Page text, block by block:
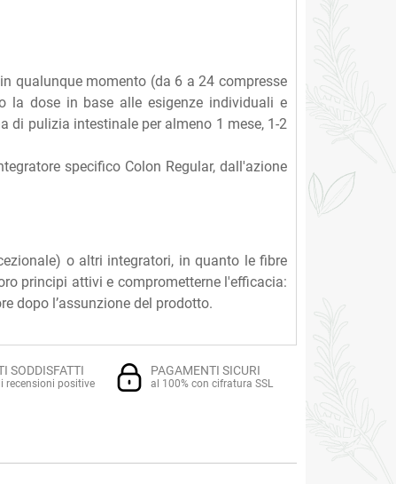
qualunque momento (da 6 a 24 compresse
la dose in base alle esigenze individuali e
di pulizia intestinale per almeno 1 mese, 1-2
specifico Colon Regular, dall'azione
o altri integratori, in quanto le fibre
principi attivi e comprometterne l'efficacia:
dopo l’assunzione del prodotto.
SODDISFATTI
recensioni positive
PAGAMENTI SICURI
al 100% con cifratura SSL